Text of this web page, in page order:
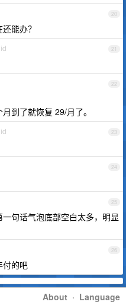
20
能办？
21
22
到了就恢复 29/月了。
23
24
25
句话气泡底部空白太多，明显
26
付的吧
About · Language